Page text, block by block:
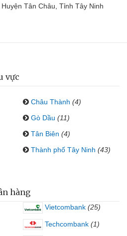
Tân Châu, Tỉnh Tây Ninh
vực
Châu Thành (4)
Gò Dầu (11)
Tân Biên (4)
Thành phố Tây Ninh (43)
hàng
Vietcombank (25)
Techcombank (1)